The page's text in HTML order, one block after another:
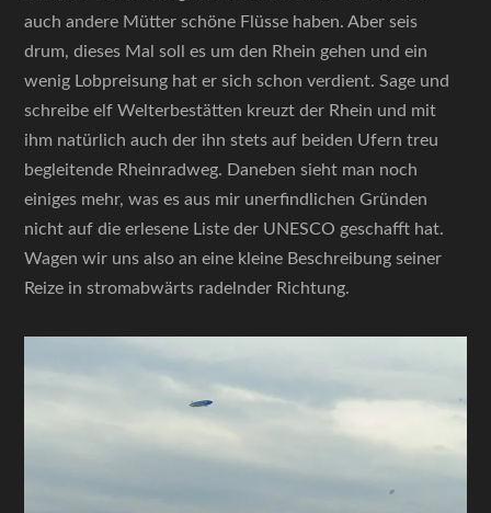
auch andere Mütter schöne Flüsse haben. Aber seis
drum, dieses Mal soll es um den Rhein gehen und ein
wenig Lobpreisung hat er sich schon verdient. Sage und
schreibe elf Welterbestätten kreuzt der Rhein und mit
ihm natürlich auch der ihn stets auf beiden Ufern treu
begleitende Rheinradweg. Daneben sieht man noch
einiges mehr, was es aus mir unerfindlichen Gründen
nicht auf die erlesene Liste der UNESCO geschafft hat.
Wagen wir uns also an eine kleine Beschreibung seiner
Reize in stromabwärts radelnder Richtung.